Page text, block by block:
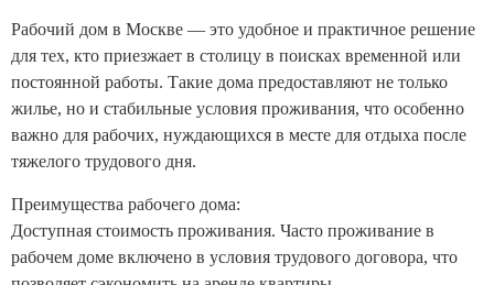
Рабочий дом в Москве — это удобное и практичное решение
для тех, кто приезжает в столицу в поисках временной или
постоянной работы. Такие дома предоставляют не только
жилье, но и стабильные условия проживания, что особенно
важно для рабочих, нуждающихся в месте для отдыха после
тяжелого трудового дня.
Преимущества рабочего дома:
Доступная стоимость проживания. Часто проживание в
рабочем доме включено в условия трудового договора, что